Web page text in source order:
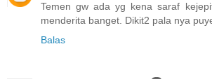
Temen gw ada yg kena saraf
menderita banget. Dikit2 pala nya
Balas